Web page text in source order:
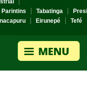
Parintins Tabatinga
Eirunepé
Tefé